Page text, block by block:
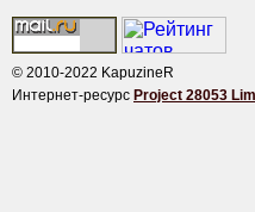
© 2010-2022 KapuzineR
Интернет-ресурс Project 28053